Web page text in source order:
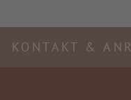
KONTAKT &